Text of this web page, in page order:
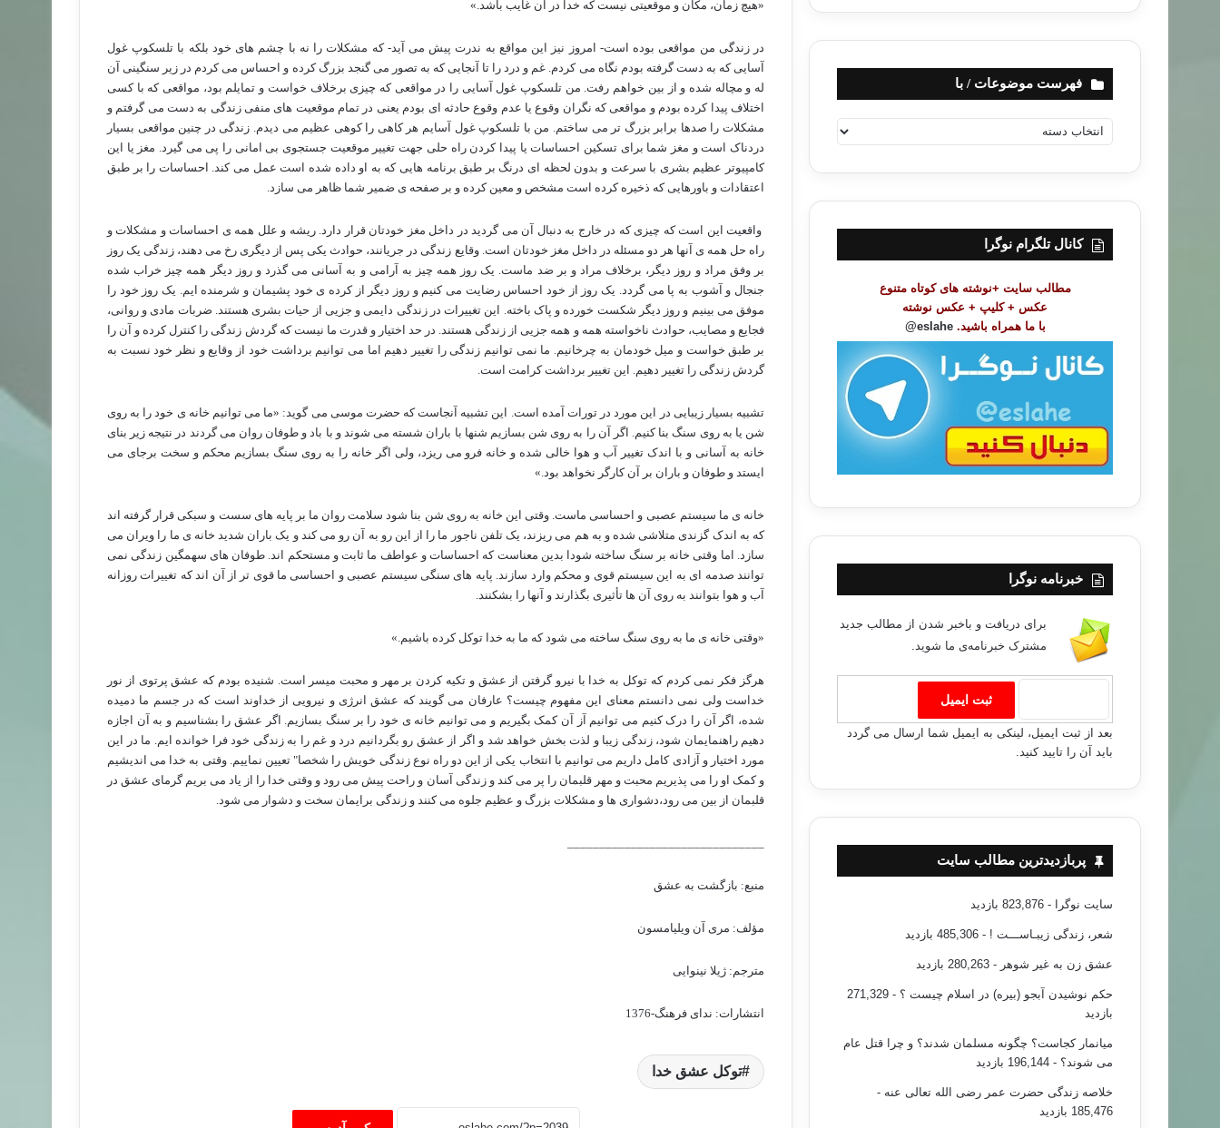
«هیچ زمان، مکان و موقعیتی نیست که خدا در آن غایب باشد.»
در زندگی من مواقعی بوده است- امروز نیز این مواقع به ندرت پیش می آید- که مشکلات را نه با چشم های خود بلکه با تلسکوپ غول
آسایی که به دست گرفته بودم نگاه می کردم. غم و درد را تا آنجایی که به تصور می گنجد بزرگ کرده و احساس می کردم در زیر سنگینی آن
له و مچاله شده و از بین خواهم رفت. من تلسکوپ غول آسایی را در مواقعی که چیزی برخلاف خواست و تمایلم بود، مواقعی که با کسی
اختلاف پیدا کرده بودم و مواقعی که نگران وقوع یا عدم وقوع حادثه ای بودم یعنی در تمام موقعیت های منفی زندگی به دست می گرفتم و
مشکلات را صدها برابر بزرگ تر می ساختم. من با تلسکوپ غول آسایم هر کاهی را کوهی عظیم می دیدم. زندگی در چنین مواقعی بسیار
دردناک است و مغز شما برای تسکین احساسات یا پیدا کردن راه حلی جهت تغییر موقعیت جستجوی بی امانی را پی می گیرد. مغز یا این
کامپیوتر عظیم بشری با سرعت و بدون لحظه ای درنگ بر طبق برنامه هایی که به او داده شده است عمل می کند. احساسات را بر طبق
اعتقادات و باورهایی که ذخیره کرده است مشخص و معین کرده و بر صفحه ی ضمیر شما ظاهر می سازد.
واقعیت این است که چیزی که در خارج به دنبال آن می گردید در داخل مغز خودتان قرار دارد. ریشه و علل همه ی احساسات و مشکلات و
راه حل همه ی آنها هر دو مسئله در داخل مغز خودتان است. وقایع زندگی در جریانند، حوادث یکی پس از دیگری رخ می دهند، زندگی یک روز
بر وفق مراد و روز دیگر، برخلاف مراد و بر ضد ماست. یک روز همه چیز به آرامی و به آسانی می گذرد و روز دیگر همه چیز خراب شده
جنجال و آشوب به پا می گردد. یک روز از خود احساس رضایت می کنیم و روز دیگر از کرده ی خود پشیمان و شرمنده ایم. یک روز خود را
موفق می بینیم و روز دیگر شکست خورده و پاک باخته. این تغییرات در زندگی دایمی و جزیی از حیات بشری هستند. ضربات مادی و روانی،
فجایع و مصایب، حوادث ناخواسته همه و همه جزیی از زندگی هستند. در حد اختیار و قدرت ما نیست که گردش زندگی را کنترل کرده و آن را
بر طبق خواست و میل خودمان به چرخانیم. ما نمی توانیم زندگی را تغییر دهیم اما می توانیم برداشت خود از وقایع و نظر خود نسبت به
گردش زندگی را تغییر دهیم. این تغییر برداشت کرامت است.
تشبیه بسیار زیبایی در این مورد در تورات آمده است. این تشبیه آنجاست که حضرت موسی می گوید: «ما می توانیم خانه ی خود را به روی
شن یا به روی سنگ بنا کنیم. اگر آن را به روی شن بسازیم شنها با باران شسته می شوند و با باد و طوفان روان می گردند در نتیجه زیر بنای
خانه به آسانی و با اندک تغییر آب و هوا خالی شده و خانه فرو می ریزد، ولی اگر خانه را به روی سنگ بسازیم محکم و سخت برجای می
ایستد و طوفان و باران بر آن کارگر نخواهد بود.»
خانه ی ما سیستم عصبی و احساسی ماست. وقتی این خانه به روی شن بنا شود سلامت روان ما بر پایه های سست و سبکی قرار گرفته اند
که به اندک گزندی متلاشی شده و به هم می ریزند، یک تلفن ناجور ما را از این رو به آن رو می کند و یک باران شدید خانه ی ما را ویران می
سازد. اما وقتی خانه بر سنگ ساخته شودا بدین معناست که احساسات و عواطف ما ثابت و مستحکم اند. طوفان های سهمگین زندگی نمی
توانند صدمه ای به این سیستم قوی و محکم وارد سازند. پایه های سنگی سیستم عصبی و احساسی ما قوی تر از آن اند که تغییرات روزانه
آب و هوا بتوانند به روی آن ها تأثیری بگذارند و آنها را بشکنند.
«وقتی خانه ی ما به روی سنگ ساخته می شود که ما به خدا توکل کرده باشیم.»
هرگز فکر نمی کردم که توکل به خدا با نیرو گرفتن از عشق و تکیه کردن بر مهر و محبت میسر است. شنیده بودم که عشق پرتوی از نور
خداست ولی نمی دانستم معنای این مفهوم چیست؟ عارفان می گویند که عشق انرژی و نیرویی از خداوند است که در جسم ما دمیده
شده، اگر آن را درک کنیم می توانیم آز آن کمک بگیریم و می توانیم خانه ی خود را بر سنگ بسازیم. اگر عشق را بشناسیم و به آن اجازه
دهیم راهنمایمان شود، زندگی زیبا و لذت بخش خواهد شد و اگر از عشق رو بگردانیم درد و غم را به زندگی خود فرا خوانده ایم. ما در این
مورد اختیار و آزادی کامل داریم می توانیم با انتخاب یکی از این دو راه نوع زندگی خویش را شخصا" تعیین نماییم. وقتی به خدا می اندیشیم
و کمک او را می پذیریم محبت و مهر قلبمان را پر می کند و زندگی آسان و راحت پیش می رود و وقتی خدا را از یاد می بریم گرمای عشق در
قلبمان از بین می رود،دشواری ها و مشکلات بزرگ و عظیم جلوه می کنند و زندگی برایمان سخت و دشوار می شود.
منبع: بازگشت به عشق
مؤلف: مری آن ویلیامسون
مترجم: ژیلا نینوایی
انتشارات: ندای فرهنگ-1376
توکل عشق خدا
فهرست موضوعات / با
ه
ت
ض
کانال تلگرام نوگرا
مطالب سایت +نوشته های کوتاه متنوع
عکس + کلیپ + عکس نوشته
با ما همراه باشید. eslahe@
خبرنامه نوگرا
برای دریافت و باخبر شدن از مطالب جدید
مشترک خبرنامه‌ی ما شوید.
بعد از ثبت ایمیل، لینکی به ایمیل شما ارسال می گردد
باید آن را تایید کنید.
پربازدیدترین مطالب سایت
سایت نوگرا - 823,876 بازدید
شعر، زندگی زیبـاســـت ! - 485,306 بازدید
عشق زن به غیر شوهر - 280,263 بازدید
حکم نوشیدن آبجو (بیره) در اسلام چیست ؟
- 271,329
بازدید
میانمار کجاست؟ چگونه مسلمان شدند؟ و چرا قتل عام
می شوند؟ - 196,144 بازدید
خلاصه زندگی حضرت عمر رضی الله تعالی عنه -
185,476 بازدید